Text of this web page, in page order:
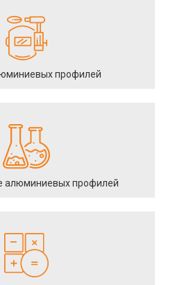
профилей
алюминиевых профилей